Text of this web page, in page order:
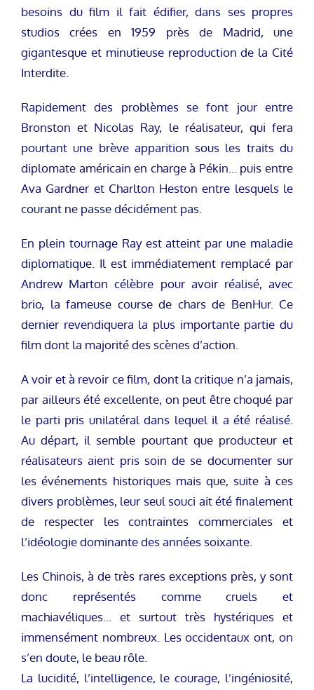
besoins du film il fait édifier, dans ses propres
studios crées en 1959 près de Madrid, une
gigantesque et minutieuse reproduction de la Cité
Interdite.
Rapidement des problèmes se font jour entre
Bronston et Nicolas Ray, le réalisateur, qui fera
pourtant une brève apparition sous les traits du
diplomate américain en charge à Pékin… puis entre
Ava Gardner et Charlton Heston entre lesquels le
courant ne passe décidément pas.
En plein tournage Ray est atteint par une maladie
diplomatique. Il est immédiatement remplacé par
Andrew Marton célèbre pour avoir réalisé, avec
brio, la fameuse course de chars de BenHur. Ce
dernier revendiquera la plus importante partie du
film dont la majorité des scènes d’action.
A voir et à revoir ce film, dont la critique n’a jamais,
par ailleurs été excellente, on peut être choqué par
le parti pris unilatéral dans lequel il a été réalisé.
Au départ, il semble pourtant que producteur et
réalisateurs aient pris soin de se documenter sur
les événements historiques mais que, suite à ces
divers problèmes, leur seul souci ait été finalement
de respecter les contraintes commerciales et
l’idéologie dominante des années soixante.
Les Chinois, à de très rares exceptions près, y sont
donc représentés comme cruels et
machiavéliques… et surtout très hystériques et
immensément nombreux. Les occidentaux ont, on
s’en doute, le beau rôle.
La lucidité, l’intelligence, le courage, l’ingéniosité,